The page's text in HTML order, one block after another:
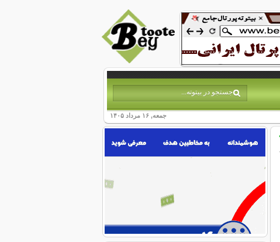
جمعه, ۱۶ مرداد ۱۴۰۵